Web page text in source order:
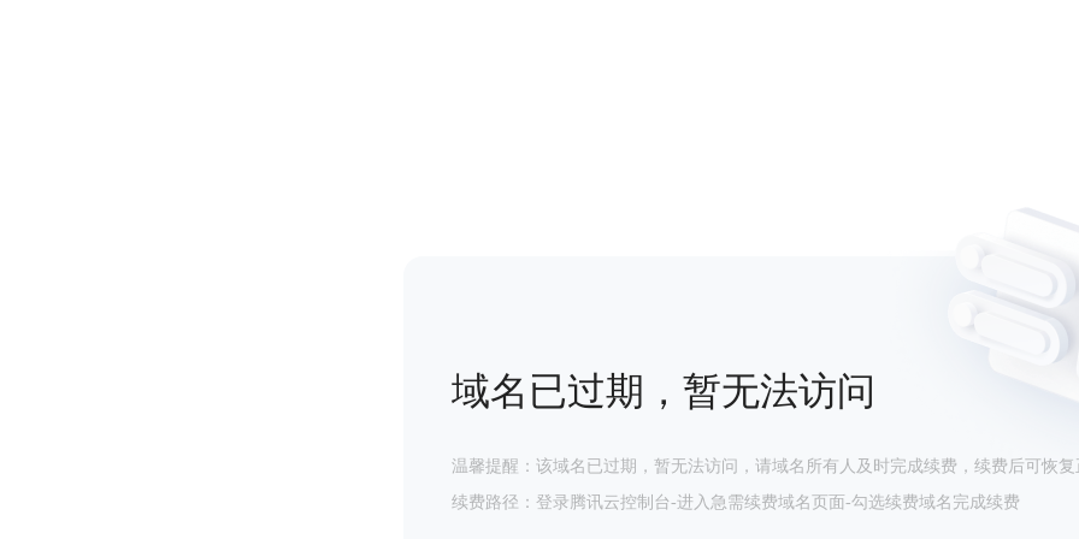
域名已过期，暂无法访问
温馨提醒：该域名已过期，暂无法访问，请域名所有人及时完成续费，续费后可恢复
续费路径：登录腾讯云控制台-进入急需续费域名页面-勾选续费域名完成续费